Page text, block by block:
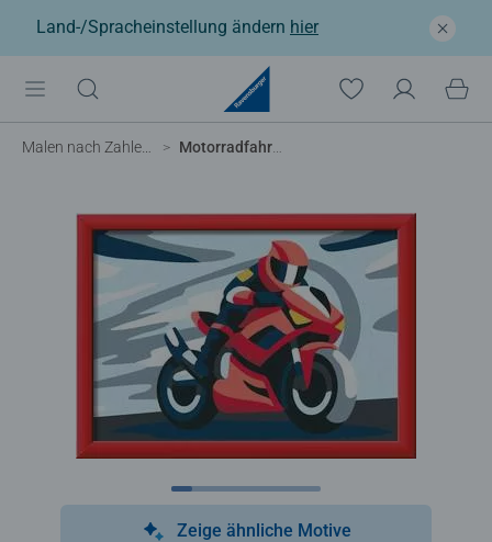
Land-/Spracheinstellung ändern hier
Malen nach Zahlen Kinder Motorradfahrer
Zeige ähnliche Motive